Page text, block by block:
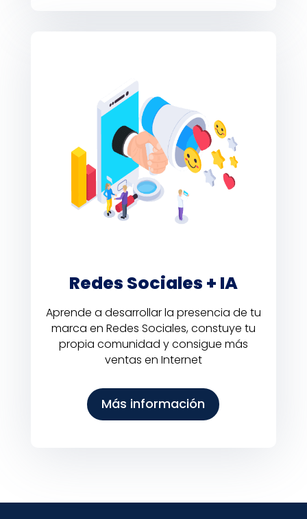
Redes Sociales + IA
Aprende a desarrollar la presencia de tu
marca en Redes Sociales, constuye tu
propia comunidad y consigue más
ventas en Internet
Más información